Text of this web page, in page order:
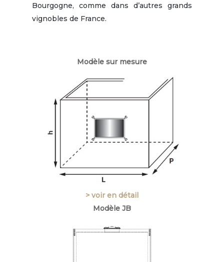
Bourgogne, comme dans d’autres grands
vignobles de France.
Modèle sur mesure
> voir en détail
Modèle JB